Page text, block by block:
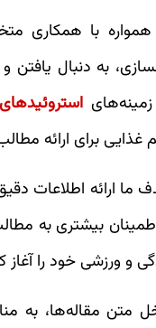
همواره با همکاری
به دنبال یافتن
غذایی برای ارائه
ما ارائه اطلاعات
بیشتری به
و ورزشی خود را آغاز
متن مقاله‌ها، به